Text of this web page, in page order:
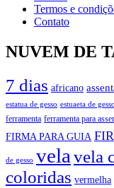
Termos e
Contato
NUVEM DE
7 dias africano
estatua de gesso estuaeta de gesso
ferramenta ferramenta para
FIRMA PARA GUIA
de gesso vela vela
coloridas vermelha